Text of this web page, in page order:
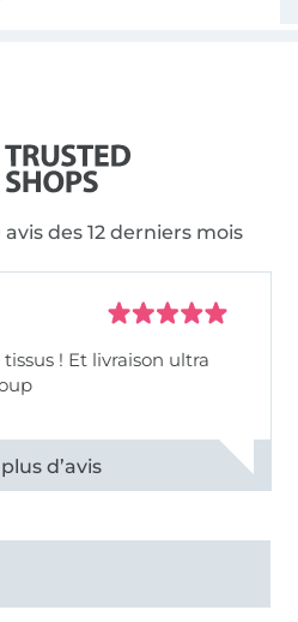
des 12 derniers mois
! Et livraison ultra
commentaires